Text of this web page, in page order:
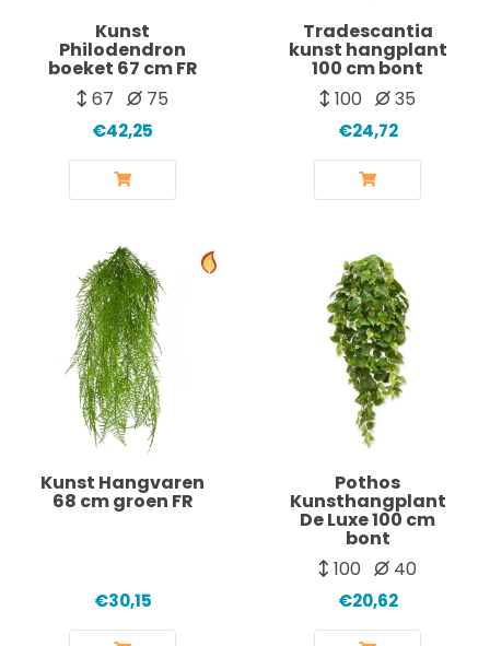
Kunst
Philodendron
boeket 67 cm FR
67
75
€42,25
Tradescantia
kunst hangplant
100 cm bont
100
35
€24,72
Kunst Hangvaren
68 cm groen FR
€30,15
Pothos
Kunsthangplant
De Luxe 100 cm
bont
100
40
€20,62